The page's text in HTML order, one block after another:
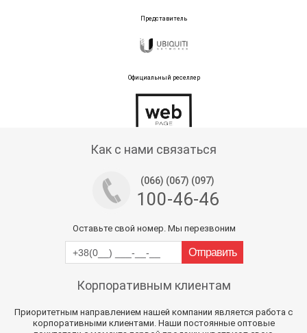
Представитель
Официальный реселлер
Как с нами связаться
(066) (067) (097)
100-46-46
Оставьте свой номер. Мы перезвоним
Корпоративным клиентам
Приоритетным направлением нашей компании является работа с
корпоративными клиентами. Наши постоянные оптовые